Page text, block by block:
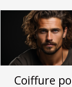
Coiffure